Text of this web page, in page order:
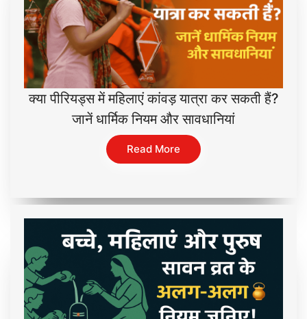
क्या पीरियड्स में महिलाएं कांवड़ यात्रा कर सकती हैं?
जानें धार्मिक नियम और सावधानियां
Read More